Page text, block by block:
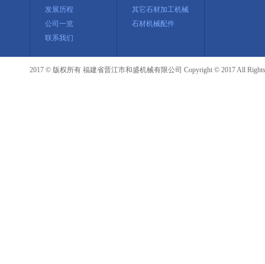
发展历程
公司一览
联系我们
其它石材加工机械
石材机械配件
2017 © 版权所有 福建省晋江市和盛机械有限公司 Copyright © 2017 All Rights